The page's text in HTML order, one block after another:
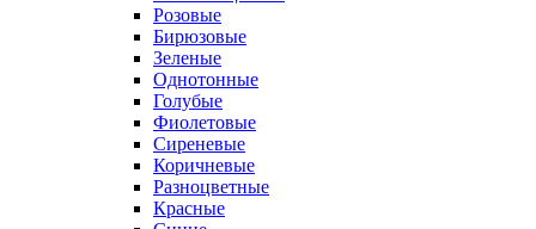
Розовые
Бирюзовые
Зеленые
Однотонные
Голубые
Фиолетовые
Сиреневые
Коричневые
Разноцветные
Красные